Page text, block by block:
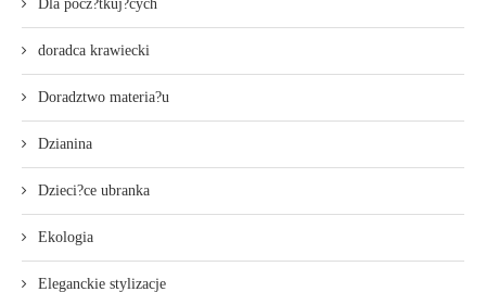
Dla pocz?tkuj?cych
doradca krawiecki
Doradztwo materia?u
Dzianina
Dzieci?ce ubranka
Ekologia
Eleganckie stylizacje